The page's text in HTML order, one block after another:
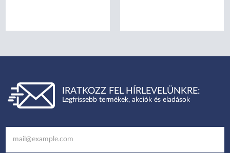
IRATKOZZ FEL HÍRLEVELÜNKRE:
Legfrissebb termékek, akciók és eladások